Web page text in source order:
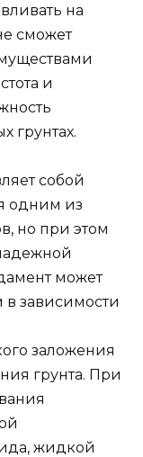
на
сможет
и
грунтах.
собой
одним из
но при этом
может
зависимости
заложения
грунта. При
жидкой